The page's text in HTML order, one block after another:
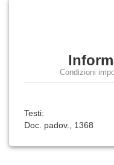
Condizioni
Testi:
Doc. padov., 1368